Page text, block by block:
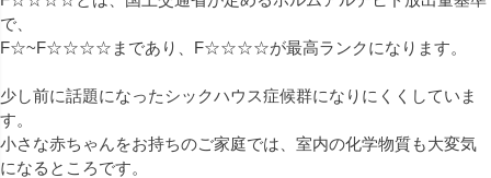
で、
F☆~F☆☆☆☆まであり、F☆☆☆☆が最高ランクになります。
少し前に話題になったシックハウス症候群になりにくくしていま
す。
小さな赤ちゃんをお持ちのご家庭では、室内の化学物質も大変気
になるところです。